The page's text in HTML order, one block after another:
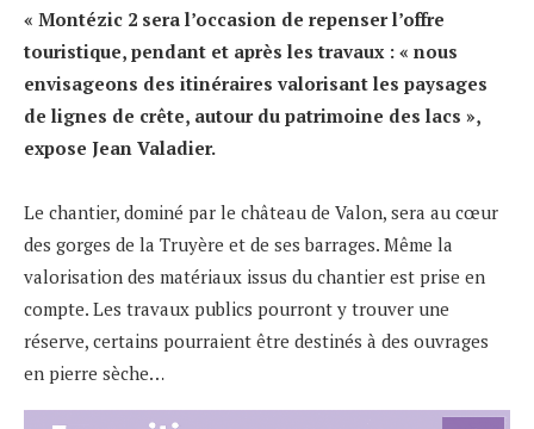
« Montézic 2 sera l’occasion de repenser l’offre
touristique, pendant et après les travaux : « nous
envisageons des itinéraires valorisant les paysages
de lignes de crête, autour du patrimoine des lacs »,
expose Jean Valadier.
Le chantier, dominé par le château de Valon, sera au cœur
des gorges de la Truyère et de ses barrages. Même la
valorisation des matériaux issus du chantier est prise en
compte. Les travaux publics pourront y trouver une
réserve, certains pourraient être destinés à des ouvrages
en pierre sèche…